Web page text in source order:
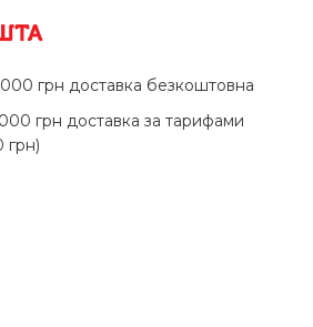
грн доставка безкоштовна
грн доставка за тарифами
грн)